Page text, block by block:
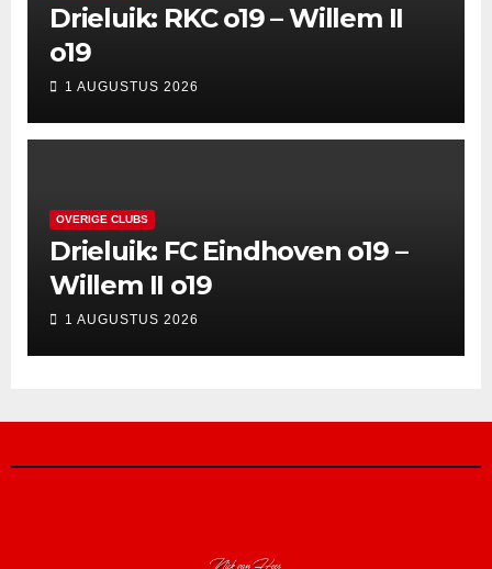
Drieluik: RKC o19 – Willem II
o19
1 AUGUSTUS 2026
OVERIGE CLUBS
Drieluik: FC Eindhoven o19 –
Willem II o19
1 AUGUSTUS 2026